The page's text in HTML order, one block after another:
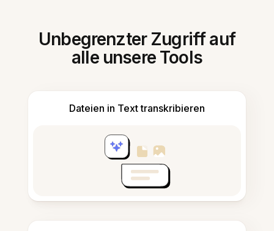
Unbegrenzter Zugriff auf
alle unsere Tools
Dateien in Text transkribieren